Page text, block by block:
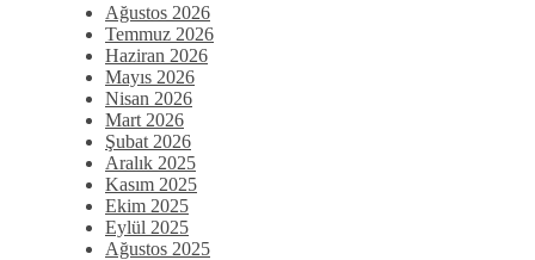
Ağustos 2026
Temmuz 2026
Haziran 2026
Mayıs 2026
Nisan 2026
Mart 2026
Şubat 2026
Aralık 2025
Kasım 2025
Ekim 2025
Eylül 2025
Ağustos 2025